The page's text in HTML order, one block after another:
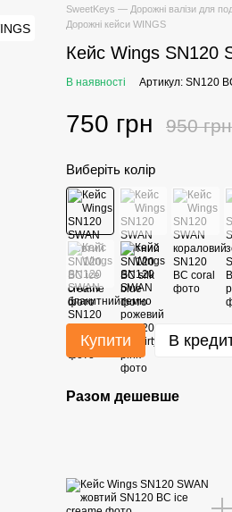
SweetKeys — Дорожні валізи для
Дорожні кейси WINGS
Кейс Wings SN120
В наявності Артикул: SN120
750 грн 950 грн
Виберіть колір
Купити В
Разом дешевше